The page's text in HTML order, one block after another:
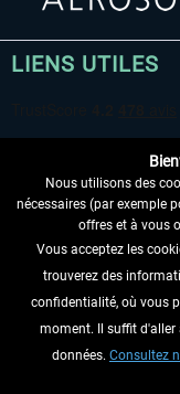
LIENS UTILES
RENONCER AU
INFORMATIONS
NE MANQUEZ
Nous utilisons des
nécessaires (par exemple
offres et à vous
Vous acceptez les
trouverez des
confidentialité, où vous
moment. Il suffit d'aller
données. Consultez